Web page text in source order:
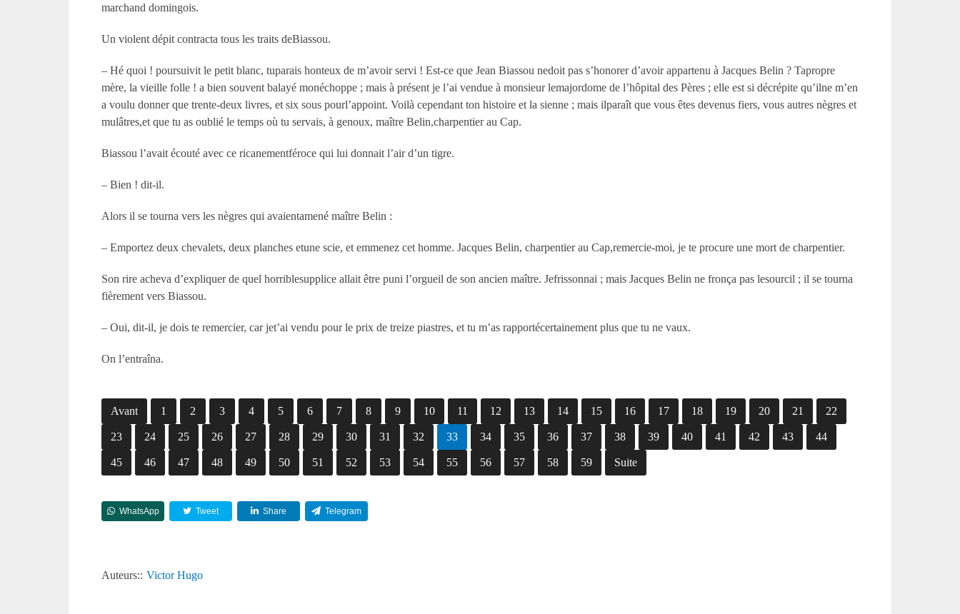
marchand domingois.
Un violent dépit contracta tous les traits deBiassou.
– Hé quoi ! poursuivit le petit blanc, tuparais honteux de m’avoir servi ! Est-ce que Jean Biassou nedoit pas s’honorer d’avoir appartenu à Jacques Belin ? Tapropre
mère, la vieille folle ! a bien souvent balayé monéchoppe ; mais à présent je l’ai vendue à monsieur lemajordome de l’hôpital des Pères ; elle est si décrépite qu’ilne m’en
a voulu donner que trente-deux livres, et six sous pourl’appoint. Voilà cependant ton histoire et la sienne ; mais ilparaît que vous êtes devenus fiers, vous autres nègres et
mulâtres,et que tu as oublié le temps où tu servais, à genoux, maître Belin,charpentier au Cap.
Biassou l’avait écouté avec ce ricanementféroce qui lui donnait l’air d’un tigre.
– Bien ! dit-il.
Alors il se tourna vers les nègres qui avaientamené maître Belin :
– Emportez deux chevalets, deux planches etune scie, et emmenez cet homme. Jacques Belin, charpentier au Cap,remercie-moi, je te procure une mort de charpentier.
Son rire acheva d’expliquer de quel horriblesupplice allait être puni l’orgueil de son ancien maître. Jefrissonnai ; mais Jacques Belin ne fronça pas lesourcil ; il se tourna
fièrement vers Biassou.
– Oui, dit-il, je dois te remercier, car jet’ai vendu pour le prix de treize piastres, et tu m’as rapportécertainement plus que tu ne vaux.
On l’entraîna.
Avant 1 2 3 4 5 6 7 8 9 10 11 12 13 14 15 16 17 18 19 20 21 22
23 24 25 26 27 28 29 30 31 32 33 34 35 36 37 38 39 40 41 42 43 44
45 46 47 48 49 50 51 52 53 54 55 56 57 58 59 Suite
WhatsApp Tweet Share Telegram
Auteurs:: Victor Hugo